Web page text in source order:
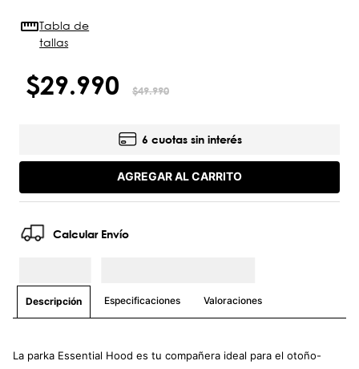
Tabla de
tallas
$29.990 $49.990
6 cuotas sin interés
AGREGAR AL CARRITO
Calcular Envío
Descripción Especificaciones Valoraciones
La parka Essential Hood es tu compañera ideal para el otoño-